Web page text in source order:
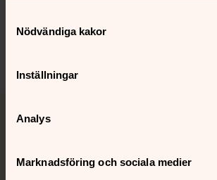
Nödvändiga kakor
Inställningar
Analys
Marknadsföring och sociala medier
starrkarr.pastorat@svenskakyrkan.se
Kontakt